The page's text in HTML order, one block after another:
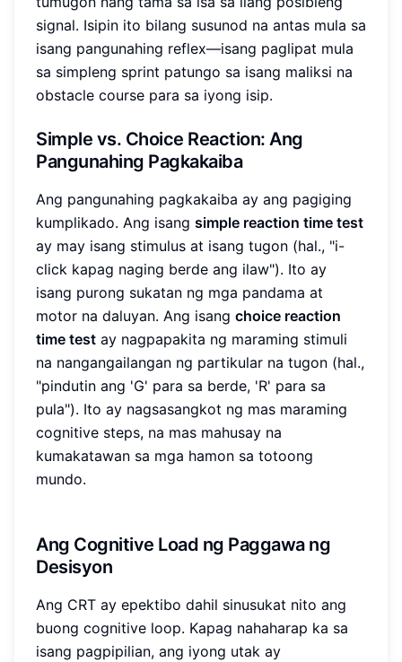
signal. Isipin ito bilang susunod na antas mula sa
isang pangunahing reflex—isang paglipat mula
sa simpleng sprint patungo sa isang maliksi na
obstacle course para sa iyong isip.
Simple vs. Choice Reaction: Ang
Pangunahing Pagkakaiba
Ang pangunahing pagkakaiba ay ang pagiging
kumplikado. Ang isang simple reaction time test
ay may isang stimulus at isang tugon (hal., "i-
click kapag naging berde ang ilaw"). Ito ay
isang purong sukatan ng mga pandama at
motor na daluyan. Ang isang choice reaction
time test ay nagpapakita ng maraming stimuli
na nangangailangan ng partikular na tugon (hal.,
"pindutin ang 'G' para sa berde, 'R' para sa
pula"). Ito ay nagsasangkot ng mas maraming
cognitive steps, na mas mahusay na
kumakatawan sa mga hamon sa totoong
mundo.
Ang Cognitive Load ng Paggawa ng
Desisyon
Ang CRT ay epektibo dahil sinusukat nito ang
buong cognitive loop. Kapag nahaharap ka sa
isang pagpipilian, ang iyong utak ay